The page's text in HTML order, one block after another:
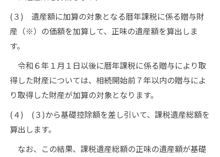
(３) 遺産額に加算の対象となる暦年課税に係る贈与財
産（※）の価額を加算して、正味の遺産額を算出しま
す。
令和６年１月１日以後に暦年課税に係る贈与により取
得した財産については、相続開始前７年以内の贈与によ
り取得した財産が加算の対象となります。
(４) (３)から基礎控除額を差し引いて、課税遺産総額を
算出します。
なお、この結果、課税遺産総額の正味の遺産額が基礎